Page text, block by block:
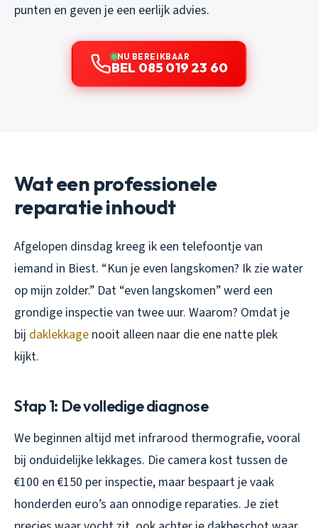
punten en geven je een eerlijk advies.
NU BEREIKBAAR
BEL 085 019 23 60
Wat een professionele
reparatie inhoudt
Afgelopen dinsdag kreeg ik een telefoontje van
iemand in Biest. “Kun je even langskomen? Ik zie water
op mijn zolder.” Dat “even langskomen” werd een
grondige inspectie van twee uur. Waarom? Omdat je
bij daklekkage nooit alleen naar die ene natte plek
kijkt.
Stap 1: De volledige diagnose
We beginnen altijd met infrarood thermografie, vooral
bij onduidelijke lekkages. Die camera kost tussen de
€100 en €150 per inspectie, maar bespaart je vaak
honderden euro’s aan onnodige reparaties. Je ziet